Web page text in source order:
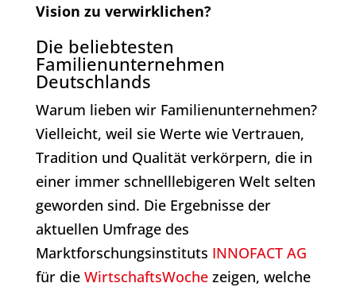
Vision zu verwirklichen?
Die beliebtesten
Familienunternehmen
Deutschlands
Warum lieben wir Familienunternehmen?
Vielleicht, weil sie Werte wie Vertrauen,
Tradition und Qualität verkörpern, die in
einer immer schnelllebigeren Welt selten
geworden sind. Die Ergebnisse der
aktuellen Umfrage des
Marktforschungsinstituts INNOFACT AG
für die WirtschaftsWochezeigen, welche